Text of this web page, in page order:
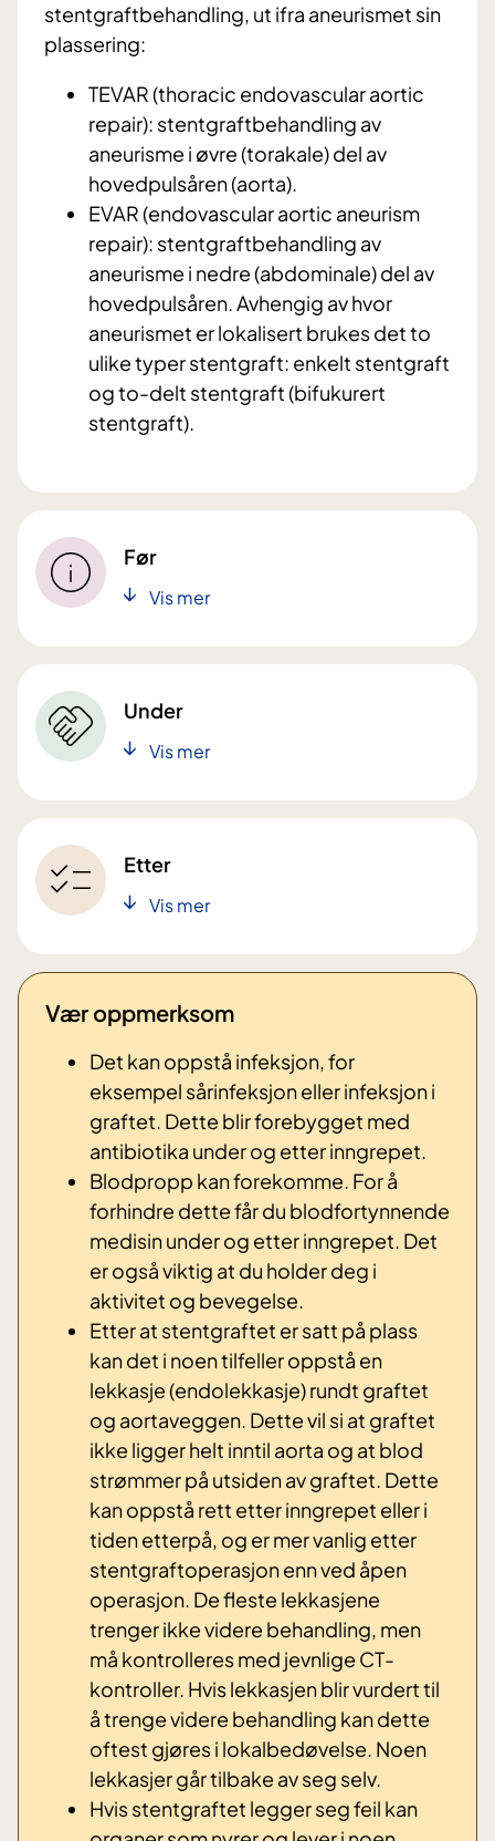
stentgraftbehandling, ut ifra aneurismet sin
plassering:
TEVAR (thoracic endovascular aortic
repair): stentgraftbehandling av
aneurisme i øvre (torakale) del av
hovedpulsåren (aorta).
EVAR (endovascular aortic aneurism
repair): stentgraftbehandling av
aneurisme i nedre (abdominale) del av
hovedpulsåren. Avhengig av hvor
aneurismet er lokalisert brukes det to
ulike typer stentgraft: enkelt stentgraft
og to-delt stentgraft (bifukurert
stentgraft).
Før
Vis mer
Under
Vis mer
Etter
Vis mer
Vær oppmerksom
Det kan oppstå infeksjon, for
eksempel sårinfeksjon eller infeksjon i
graftet. Dette blir forebygget med
antibiotika under og etter inngrepet.
Blodpropp kan forekomme. For å
forhindre dette får du blodfortynnende
medisin under og etter inngrepet. Det
er også viktig at du holder deg i
aktivitet og bevegelse.
Etter at stentgraftet er satt på plass
kan det i noen tilfeller oppstå en
lekkasje (endolekkasje) rundt graftet
og aortaveggen. Dette vil si at graftet
ikke ligger helt inntil aorta og at blod
strømmer på utsiden av graftet. Dette
kan oppstå rett etter inngrepet eller i
tiden etterpå, og er mer vanlig etter
stentgraftoperasjon enn ved åpen
operasjon. De fleste lekkasjene
trenger ikke videre behandling, men
må kontrolleres med jevnlige CT-
kontroller. Hvis lekkasjen blir vurdert til
å trenge videre behandling kan dette
oftest gjøres i lokalbedøvelse. Noen
lekkasjer går tilbake av seg selv.
Hvis stentgraftet legger seg feil kan